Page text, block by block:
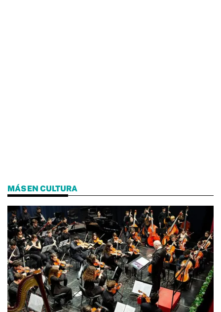
MÁS EN CULTURA